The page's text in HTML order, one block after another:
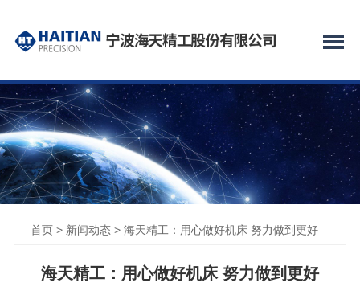
首页> 新闻动态> 海天精工：用心做好机床 努力做到更好
海天精工：用心做好机床 努力做到更好